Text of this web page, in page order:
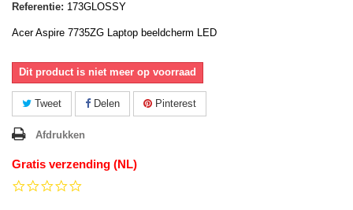
Referentie: 173GLOSSY
Acer Aspire 7735ZG Laptop beeldcherm LED
Dit product is niet meer op voorraad
Tweet Delen Pinterest
Afdrukken
Gratis verzending (NL)